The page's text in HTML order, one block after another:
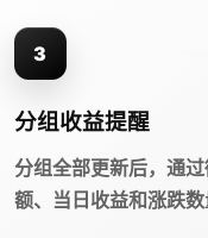
3
分组收益提醒
分组全部更新后，通
额、当日收益和涨跌数